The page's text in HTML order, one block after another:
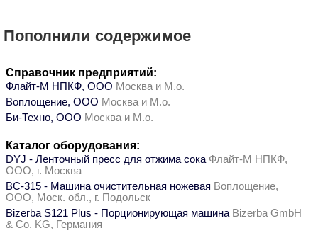
Пополнили содержимое
Справочник предприятий:
Флайт-М НПКФ, ООО Москва и М.о.
Воплощение, ООО Москва и М.о.
Би-Техно, ООО Москва и М.о.
Каталог оборудования:
DYJ - Ленточный пресс для отжима сока Флайт-М НПКФ,
ООО, г. Москва
ВС-315 - Машина очистительная ножевая Воплощение,
ООО, Моск. обл., г. Подольск
Bizerba S121 Plus - Порционирующая машина Bizerba GmbH
& Co. KG, Германия